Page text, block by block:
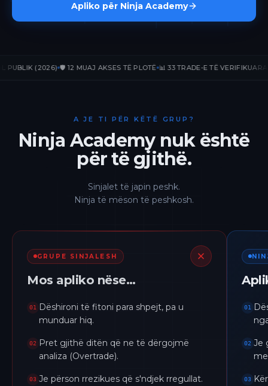
Apliko për Ninja Academy
(2026) 🛡️ 12 MUAJ AKSES TË PLOTË 📊 33 TRADE-E TË VERIFIKUARA 📈
A JE TI PËR KËTË GRUP?
Ninja Academy nuk është
për të gjithë.
Sinjalet të japin peshk.
Ninja të mëson të peshkosh.
GRUPE SINJALESH
Mos apliko nëse…
01
Dëshironi të fitoni para shpejt, pa u
munduar hiq.
02
Pret gjithë ditën që ne të dërgojmë
analiza (Overtrade).
03 Je përson rrezikues që s'ndjek rregullat.
01
02 Je
03